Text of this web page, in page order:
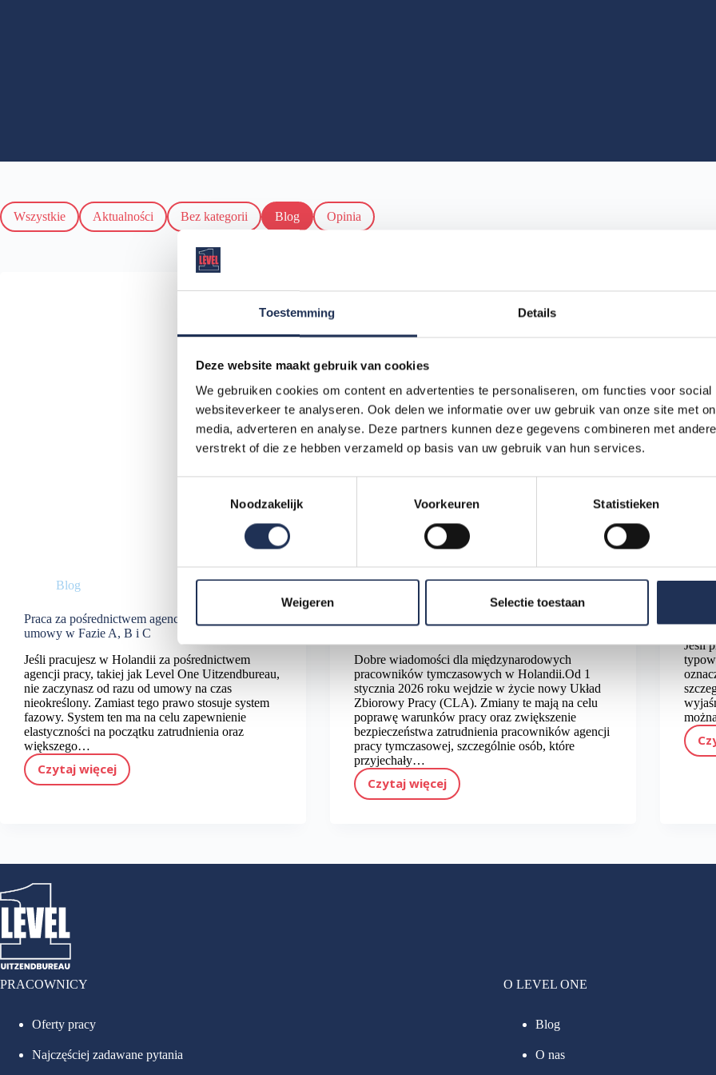
Toestemming Details
Deze website maakt gebruik van cookies
We gebruiken cookies om content en advertenties te personaliseren, om functies voor
websiteverkeer te analyseren. Ook delen we informatie over uw gebruik van onze site met
media, adverteren en analyse. Deze partners kunnen deze gegevens combineren met
verstrekt of die ze hebben verzameld op basis van uw gebruik van hun services.
m
i
n
g
s
s
e
Noodzakelijk Voorkeuren Statistieken
Weigeren Selectie toestaan
Wszystkie Aktualności Bez kategorii Blog Opinia
Blog
Praca za pośrednictwem agencji pracy: jak działają
umowy w Fazie A, B i C
Jeśli pracujesz w Holandii za pośrednictwem
agencji pracy, takiej jak Level One Uitzendbureau,
nie zaczynasz od razu od umowy na czas
nieokreślony. Zamiast tego prawo stosuje system
fazowy. System ten ma na celu zapewnienie
elastyczności na początku zatrudnienia oraz
większego…
Czytaj więcej
Praca za pośrednictwem agencji pracy: jak działają umowy w Fazie A, B i C
Aktualności,Blog
Dobre wiadomości dla międzynarodowych
pracowników tymczasowych w Holandii.Od 1
stycznia 2026 roku wejdzie w życie nowy Układ
Zbiorowy Pracy (CLA). Zmiany te mają na celu
poprawę warunków pracy oraz zwiększenie
bezpieczeństwa zatrudnienia pracowników agencji
pracy tymczasowej, szczególnie osób, które
przyjechały…
Czytaj więcej
Nowe zasady dla pracowników tymczasowych w Holandii (2026): Co to oznacza dla Ciebie
Jeśli
PRACOWNICY
Oferty pracy
Najczęściej zadawane pytania
O LEVEL ONE
Blog
O nas